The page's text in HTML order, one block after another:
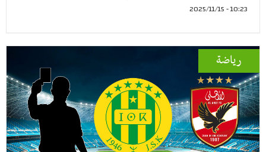
10:23 - 2025/11/15
رياضة